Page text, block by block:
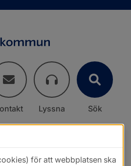
Lyssna Sök
för att webbplatsen ska